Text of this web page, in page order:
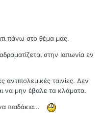
πάνω στο θέμα μας.
στην Ιαπωνία εν
αντιπολεμικές ταινίες. Δεν
να μην έβαλε τα κλάματα.
παιδάκια...